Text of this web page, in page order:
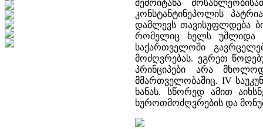
შემოიტანა
კონსტანტინეპოლის
დამლევს თავისუფლდება
რომელიც ხელს უშლიდა
საქართველოში
მოძღვრებას. ეგრეთ
პრინციპები არა
მმართველობაშიც. IV
ხანას. სწორედ ამით
ხუროთმოძღვრების და